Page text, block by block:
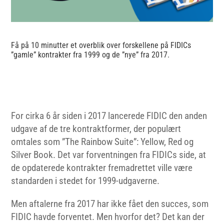
Få på 10 minutter et overblik over forskellene på FIDICs
”gamle” kontrakter fra 1999 og de ”nye” fra 2017.
For cirka 6 år siden i 2017 lancerede FIDIC den anden
udgave af de tre kontraktformer, der populært
omtales som ”The Rainbow Suite”: Yellow, Red og
Silver Book. Det var forventningen fra FIDICs side, at
de opdaterede kontrakter fremadrettet ville være
standarden i stedet for 1999-udgaverne.
Men aftalerne fra 2017 har ikke fået den succes, som
FIDIC havde forventet. Men hvorfor det? Det kan der